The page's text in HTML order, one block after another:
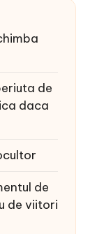
de
daca
de
de viitori